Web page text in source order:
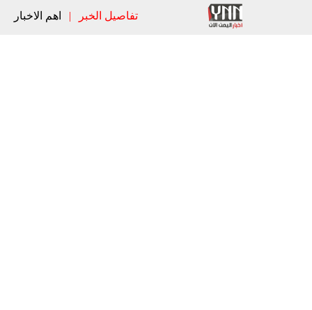
تفاصيل الخبر | اهم الاخبار